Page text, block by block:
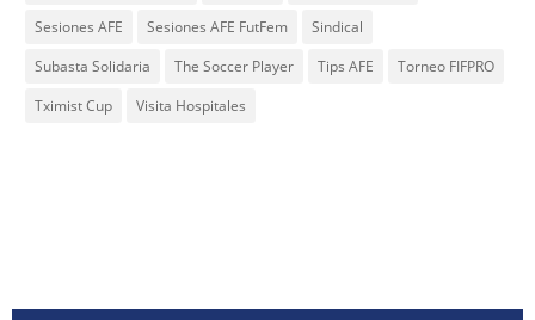
Sesiones AFE
Sesiones AFE FutFem
Sindical
Subasta Solidaria
The Soccer Player Tips AFE
Torneo FIFPRO
Tximist Cup
Visita Hospitales